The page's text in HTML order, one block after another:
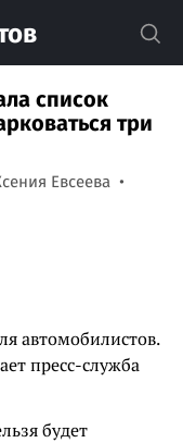
список
три
Евсеева
автомобилистов.
пресс-служба
будет